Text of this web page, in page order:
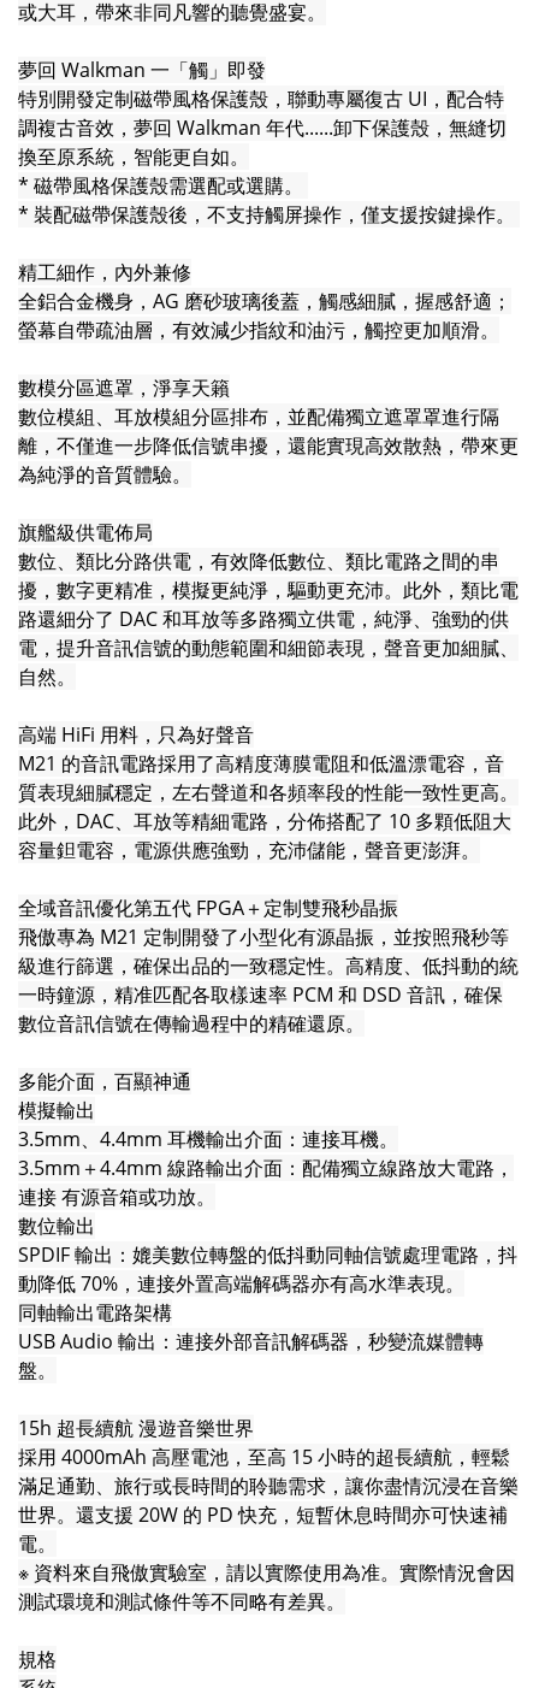
或大耳，帶來非同凡響的聽覺盛宴。
夢回 Walkman 一「觸」即發
特別開發定制磁帶風格保護殼，聯動專屬復古 UI，配合特
調複古音效，夢回 Walkman 年代......卸下保護殼，無縫切
換至原系統，智能更自如。
* 磁帶風格保護殼需選配或選購。
* 裝配磁帶保護殼後，不支持觸屏操作，僅支援按鍵操作。
精工細作，內外兼修
全鋁合金機身，AG 磨砂玻璃後蓋，觸感細膩，握感舒適；
螢幕自帶疏油層，有效減少指紋和油污，觸控更加順滑。
數模分區遮罩，淨享天籟
數位模組、耳放模組分區排布，並配備獨立遮罩罩進行隔
離，不僅進一步降低信號串擾，還能實現高效散熱，帶來更
為純淨的音質體驗。
旗艦級供電佈局
數位、類比分路供電，有效降低數位、類比電路之間的串
擾，數字更精准，模擬更純淨，驅動更充沛。此外，類比電
路還細分了 DAC 和耳放等多路獨立供電，純淨、強勁的供
電，提升音訊信號的動態範圍和細節表現，聲音更加細膩、
自然。
高端 HiFi 用料，只為好聲音
M21 的音訊電路採用了高精度薄膜電阻和低溫漂電容，音
質表現細膩穩定，左右聲道和各頻率段的性能一致性更高。
此外，DAC、耳放等精細電路，分佈搭配了 10 多顆低阻大
容量鉭電容，電源供應強勁，充沛儲能，聲音更澎湃。
全域音訊優化第五代 FPGA＋定制雙飛秒晶振
飛傲專為 M21 定制開發了小型化有源晶振，並按照飛秒等
級進行篩選，確保出品的一致穩定性。高精度、低抖動的統
一時鐘源，精准匹配各取樣速率 PCM 和 DSD 音訊，確保
數位音訊信號在傳輸過程中的精確還原。
多能介面，百顯神通
模擬輸出
3.5mm、4.4mm 耳機輸出介面：連接耳機。
3.5mm＋4.4mm 線路輸出介面：配備獨立線路放大電路，
連接 有源音箱或功放。
數位輸出
SPDIF 輸出：媲美數位轉盤的低抖動同軸信號處理電路，抖
動降低 70%，連接外置高端解碼器亦有高水準表現。
同軸輸出電路架構
USB Audio 輸出：連接外部音訊解碼器，秒變流媒體轉
盤。
15h 超長續航 漫遊音樂世界
採用 4000mAh 高壓電池，至高 15 小時的超長續航，輕鬆
滿足通勤、旅行或長時間的聆聽需求，讓你盡情沉浸在音樂
世界。還支援 20W 的 PD 快充，短暫休息時間亦可快速補
電。
※ 資料來自飛傲實驗室，請以實際使用為准。實際情況會因
測試環境和測試條件等不同略有差異。
規格